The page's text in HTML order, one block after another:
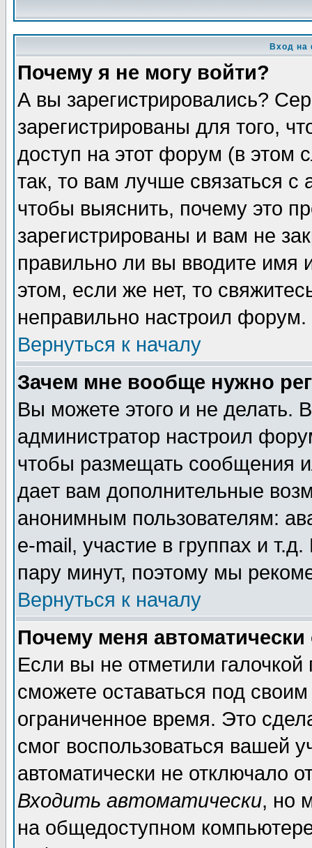
Вход на
Почему я не могу войти?
А вы зарегистрировались?
зарегистрированы для того,
доступ на этот форум (в этом
так, то вам лучше связаться
чтобы выяснить, почему это
зарегистрированы и вам не
правильно ли вы вводите
этом, если же нет, то
неправильно настроил форум.
Вернуться к началу
Зачем мне вообще нужно
Вы можете этого и не делать.
администратор настроил
чтобы размещать сообщения
дает вам дополнительные
анонимным пользователям:
e-mail, участие в группах и
пару минут, поэтому мы
Вернуться к началу
Почему меня автоматически
Если вы не отметили галочкой
сможете оставаться под
ограниченное время. Это
смог воспользоваться вашей
автоматически не отключало
Входить автоматически, но
на общедоступном